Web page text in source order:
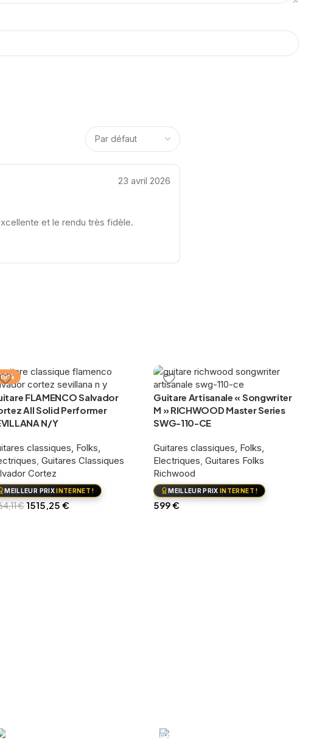
23 avril 2026
et le rendu très fidèle.
FLAMENCO Salvador
All Solid Performer
N/Y
classiques, Folks,
,Guitares Classiques
Cortez
MEILLEUR PRIXINTERNET !
€1515,25€
Guitare Artisanale « Songwriter
M » RICHWOOD Master Series
SWG-110-CE
Guitares classiques, Folks,
Electriques ,Guitares Folks
Richwood
MEILLEUR PRIXINTERNET !
599€